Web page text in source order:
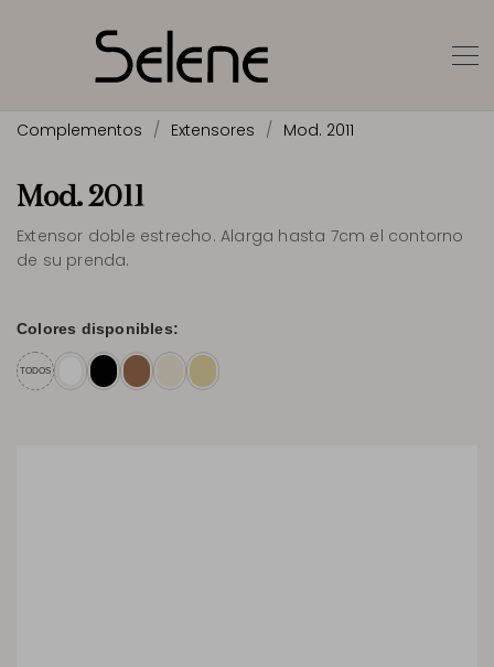
Complementos Extensores Mod. 2011
Mod. 2011
Extensor doble estrecho. Alarga hasta 7cm el contorno
de su prenda.
Colores disponibles:
TODOS